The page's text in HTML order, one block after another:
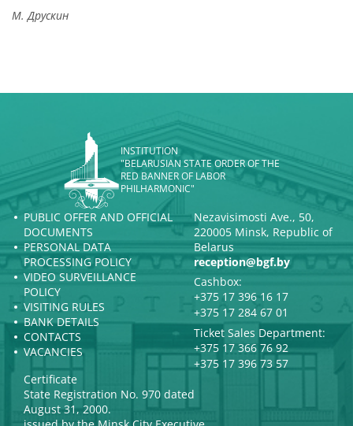
М. Друскин
INSTITUTION
"BELARUSIAN STATE ORDER OF THE
RED BANNER OF LABOR
PHILHARMONIC"
PUBLIC OFFER AND OFFICIAL
DOCUMENTS
PERSONAL DATA
PROCESSING POLICY
VIDEO SURVEILLANCE
POLICY
VISITING RULES
BANK DETAILS
CONTACTS
VACANCIES
Nezavisimosti Ave., 50,
220005 Minsk, Republic of
Belarus
reception@bgf.by
Cashbox:
+375 17 396 16 17
+375 17 284 67 01
Ticket Sales Department:
+375 17 366 76 92
+375 17 396 73 57
Certificate
State Registration No. 970 dated
August 31, 2000.